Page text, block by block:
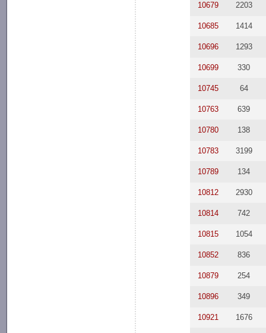
10679 2203
10685 1414
10696 1293
10699 330
10745 64
10763 639
10780 138
10783 3199
10789 134
10812 2930
10814 742
10815 1054
10852 836
10879 254
10896 349
10921 1676